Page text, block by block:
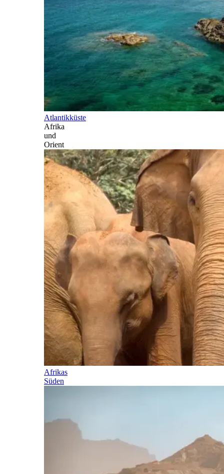
Atlantikküste
Afrika
und
Orient
Afrikas
Süden